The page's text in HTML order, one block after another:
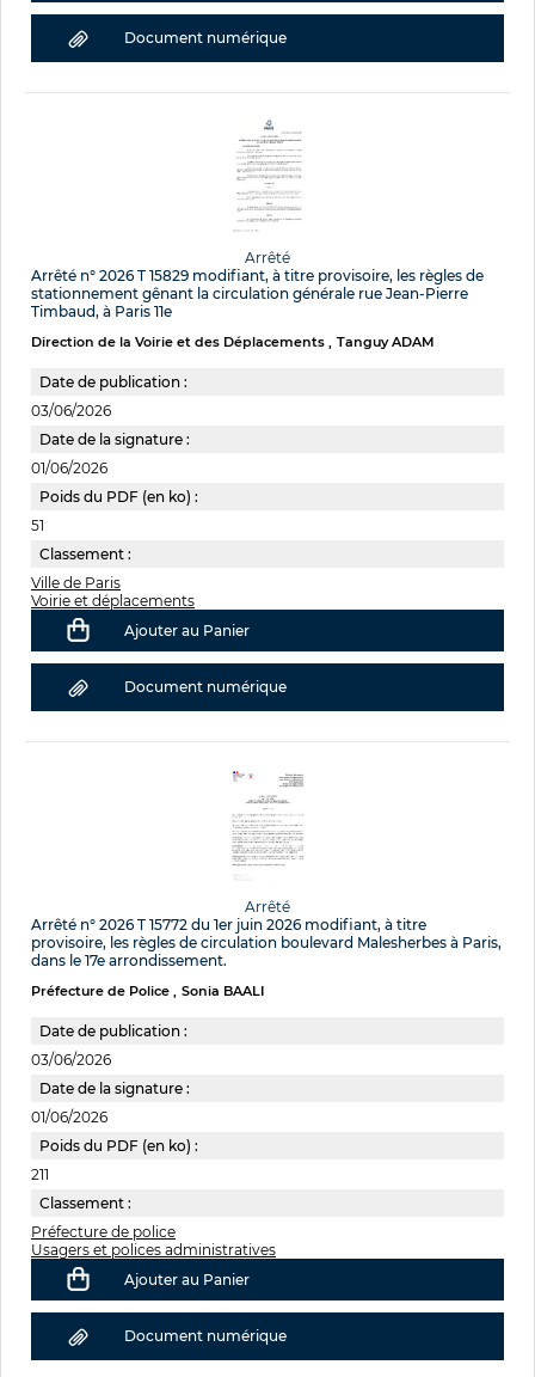
Document numérique
Arrêté
Arrêté n° 2026 T 15829 modifiant, à titre provisoire, les règles de
stationnement gênant la circulation générale rue Jean-Pierre
Timbaud, à Paris 11e
Direction de la Voirie et des Déplacements Tanguy ADAM
Date de publication :
03/06/2026
Date de la signature :
01/06/2026
Poids du PDF (en ko) :
51
Classement :
Ville de Paris
Voirie et déplacements
Ajouter au Panier
Document numérique
Arrêté
Arrêté n° 2026 T 15772 du 1er juin 2026 modifiant, à titre
provisoire, les règles de circulation boulevard Malesherbes à Paris,
dans le 17e arrondissement.
Préfecture de Police Sonia BAALI
Date de publication :
03/06/2026
Date de la signature :
01/06/2026
Poids du PDF (en ko) :
211
Classement :
Préfecture de police
Usagers et polices administratives
Ajouter au Panier
Document numérique